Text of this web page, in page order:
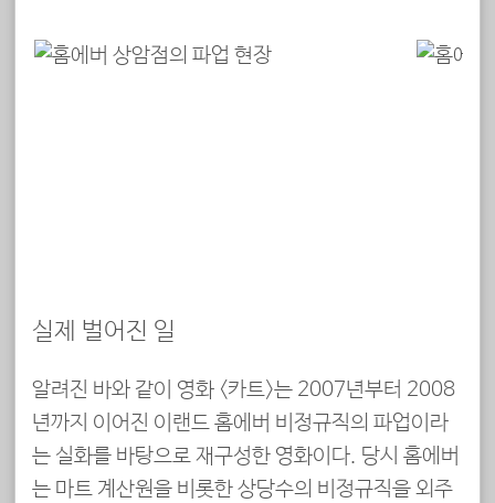
실제 벌어진 일
알려진 바와 같이 영화 <카트>는 2007년부터 2008
년까지 이어진 이랜드 홈에버 비정규직의 파업이라
는 실화를 바탕으로 재구성한 영화이다. 당시 홈에버
는 마트 계산원을 비롯한 상당수의 비정규직을 외주